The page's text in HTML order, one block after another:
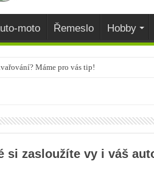
moto Řemeslo Hobby
Máme pro vás tip!
podzimu dodají organismu vitamíny
si zasloužíte vy i váš